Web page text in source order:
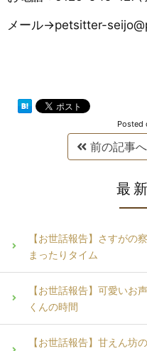
メール→petsitter-
Posted
前の記事へ
最
【お世話報告】さすがの
まったりタイム
【お世話報告】可愛いお
くんの時間
【お世話報告】甘えん坊